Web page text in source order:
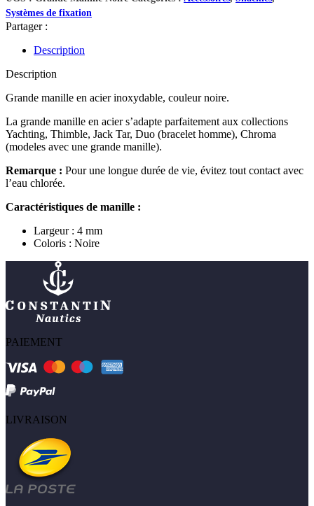
Systèmes de fixation
Partager :
Description
Description
Grande manille en acier inoxydable, couleur noire.
La grande manille en acier s’adapte parfaitement aux collections
Yachting, Thimble, Jack Tar, Duo (bracelet homme), Chroma
(modeles avec une grande manille).
Remarque : Pour une longue durée de vie, évitez tout contact avec
l’eau chlorée.
Caractéristiques de manille :
Largeur : 4 mm
Coloris : Noire
PAIEMENT
LIVRAISON